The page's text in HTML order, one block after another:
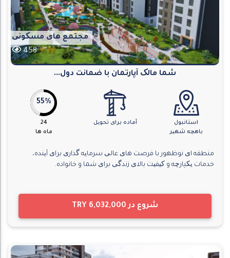
مجتمع های مسکونی
458
شما مالک آپارتمان با ضمانت دول...
استانبول
باهچه شهیر
آماده برای تحویل
55%
24
ماه ها
منطقه ای نوظهور با فرصت های عالی سرمایه گذاری برای آینده،
خدمات یکپارچه و کیفیت بالای زندگی برای شما و خانواده.
شروع در TRY 6,032,000